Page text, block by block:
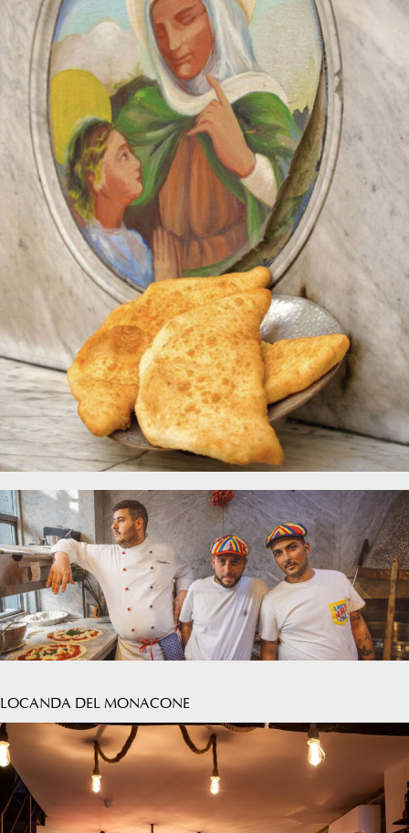
LOCANDA DEL MONACONE